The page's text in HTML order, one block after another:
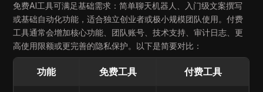
免费AI工具可满足基础需求：简单聊天机器人、入门级文案撰写
或基础自动化功能，适合独立创业者或极小规模团队使用。付费
工具通常会增加核心功能、团队账号、技术支持、审计日志、更
高使用限额或更完善的隐私保护。以下是简要对比：
功能 免费工具 付费工具